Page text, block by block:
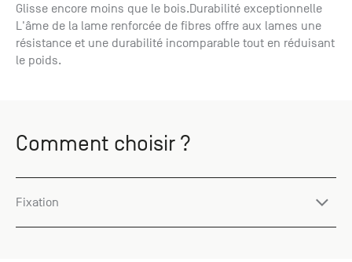
Glisse encore moins que le bois.Durabilité exceptionnelle
L'âme de la lame renforcée de fibres offre aux lames une
résistance et une durabilité incomparable tout en réduisant
le poids.
Comment choisir ?
Fixation